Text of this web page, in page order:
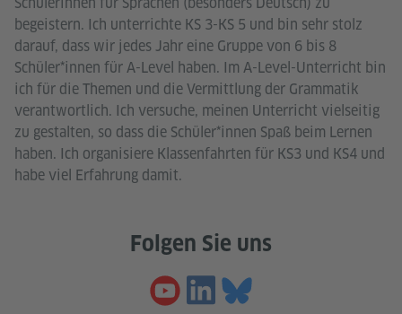
begeistern. Ich unterrichte KS 3-KS 5 und bin sehr stolz
darauf, dass wir jedes Jahr eine Gruppe von 6 bis 8
Schüler*innen für A-Level haben. Im A-Level-Unterricht bin
ich für die Themen und die Vermittlung der Grammatik
verantwortlich. Ich versuche, meinen Unterricht vielseitig
zu gestalten, so dass die Schüler*innen Spaß beim Lernen
haben. Ich organisiere Klassenfahrten für KS3 und KS4 und
habe viel Erfahrung damit.
Folgen Sie uns